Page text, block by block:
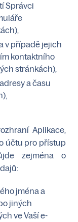
Správci
v případě jejich
kontaktního
stránkách),
a času
Aplikace,
účtu pro přístup
zejména o
jména a
jiných
ve Vaší e-